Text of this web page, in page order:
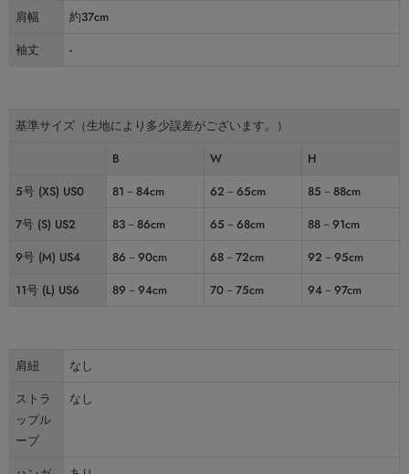
肩幅
約37cm
袖丈
-
基準サイズ（生地により多少誤差がございます。）
B
W
H
5号 (XS) US0
81－84cm 62－65cm
85－88cm
7号 (S) US2
83－86cm 65－68cm
88－91cm
9号 (M) US4
86－90cm 68－72cm
92－95cm
11号 (L) US6
89－94cm 70－75cm 94－97cm
肩紐
なし
ストラ
ップル
ープ
なし